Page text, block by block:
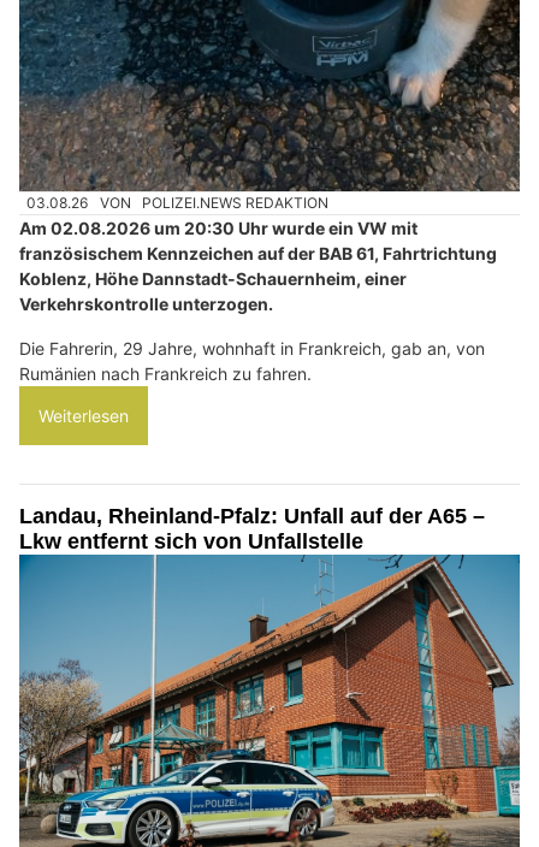
03.08.26 VON POLIZEI.NEWS REDAKTION
Am 02.08.2026 um 20:30 Uhr wurde ein VW mit
französischem Kennzeichen auf der BAB 61, Fahrtrichtung
Koblenz, Höhe Dannstadt-Schauernheim, einer
Verkehrskontrolle unterzogen.
Die Fahrerin, 29 Jahre, wohnhaft in Frankreich, gab an, von
Rumänien nach Frankreich zu fahren.
Weiterlesen
Landau, Rheinland-Pfalz: Unfall auf der A65 –
Lkw entfernt sich von Unfallstelle